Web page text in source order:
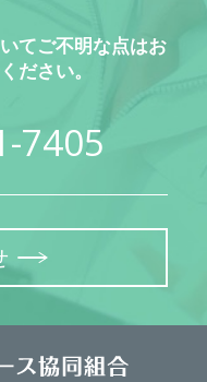
てご不明な点はお
ださい。
7405